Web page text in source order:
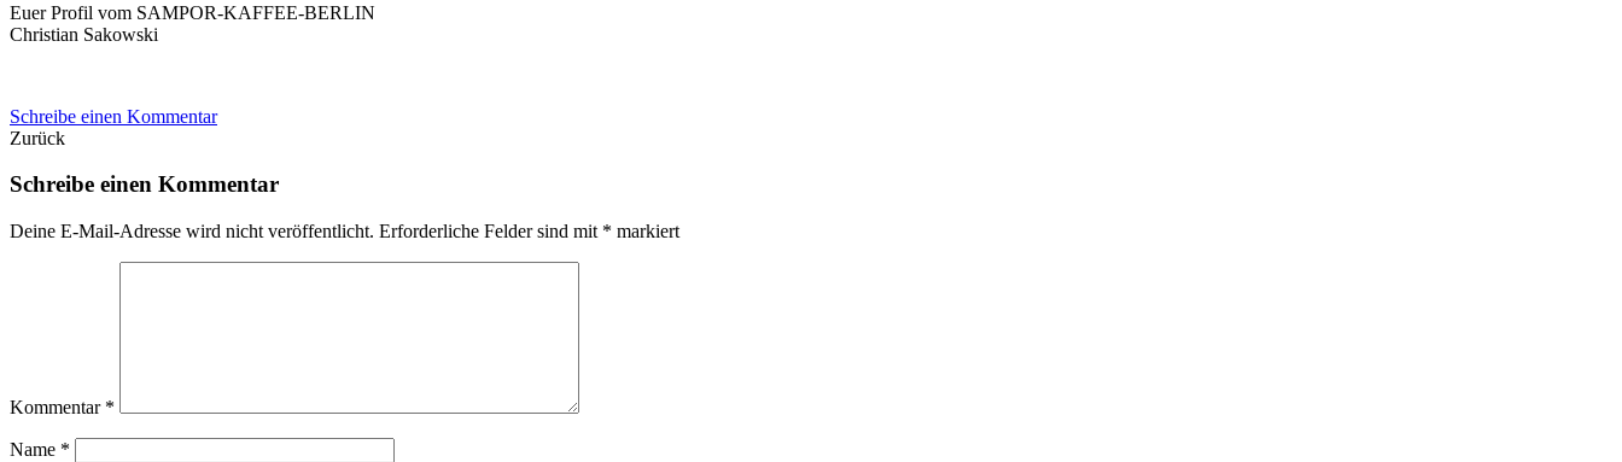
Euer Profil vom SAMPOR-KAFFEE-BERLIN
Christian Sakowski
Schreibe einen Kommentar
Zurück
Schreibe einen Kommentar
Deine E-Mail-Adresse wird nicht veröffentlicht. Erforderliche Felder sind mit * markiert
Kommentar *
Name *